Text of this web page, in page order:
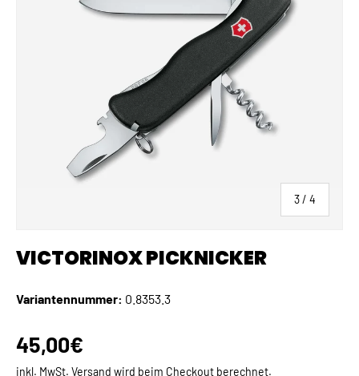
3/ von
4
VICTORINOX PICKNICKER
Variantennummer: 0.8353.3
Normaler Preis
45,00€
inkl. MwSt. Versand wird beim Checkout berechnet.